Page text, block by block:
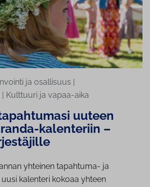
ja osallisuus |
| Kulttuuri ja vapaa-aika
uuteen
kalenteriin –
yhteinen tapahtuma- ja
kalenteri kokoaa yhteen